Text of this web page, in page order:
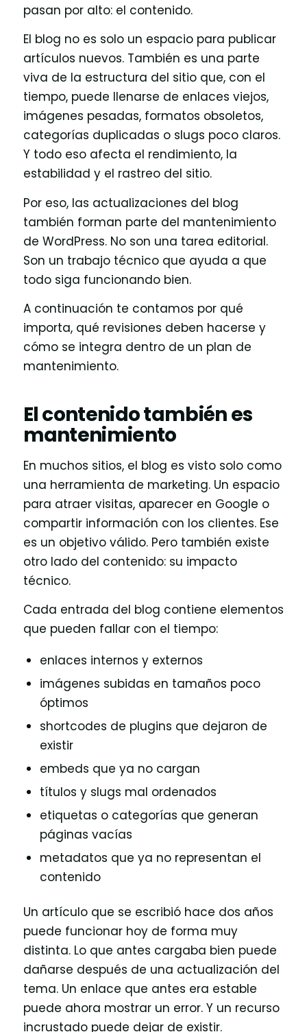
pasan por alto: el contenido.
El blog no es solo un espacio para publicar
artículos nuevos. También es una parte
viva de la estructura del sitio que, con el
tiempo, puede llenarse de enlaces viejos,
imágenes pesadas, formatos obsoletos,
categorías duplicadas o slugs poco claros.
Y todo eso afecta el rendimiento, la
estabilidad y el rastreo del sitio.
Por eso, las actualizaciones del blog
también forman parte del mantenimiento
de WordPress. No son una tarea editorial.
Son un trabajo técnico que ayuda a que
todo siga funcionando bien.
A continuación te contamos por qué
importa, qué revisiones deben hacerse y
cómo se integra dentro de un plan de
mantenimiento.
El contenido también es
mantenimiento
En muchos sitios, el blog es visto solo como
una herramienta de marketing. Un espacio
para atraer visitas, aparecer en Google o
compartir información con los clientes. Ese
es un objetivo válido. Pero también existe
otro lado del contenido: su impacto
técnico.
Cada entrada del blog contiene elementos
que pueden fallar con el tiempo:
enlaces internos y externos
imágenes subidas en tamaños poco
óptimos
shortcodes de plugins que dejaron de
existir
embeds que ya no cargan
títulos y slugs mal ordenados
etiquetas o categorías que generan
páginas vacías
metadatos que ya no representan el
contenido
Un artículo que se escribió hace dos años
puede funcionar hoy de forma muy
distinta. Lo que antes cargaba bien puede
dañarse después de una actualización del
tema. Un enlace que antes era estable
puede ahora mostrar un error. Y un recurso
incrustado puede dejar de existir.